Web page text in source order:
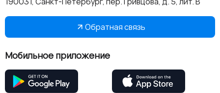
Обратная связь
Мобильное приложение